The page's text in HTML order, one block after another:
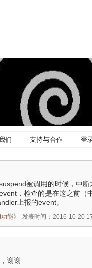
们 支持与合作 登
被调用的时候，中断
，检查的是在这之前（
上报的event。
能》 发表时间：2016-10-20
谢谢